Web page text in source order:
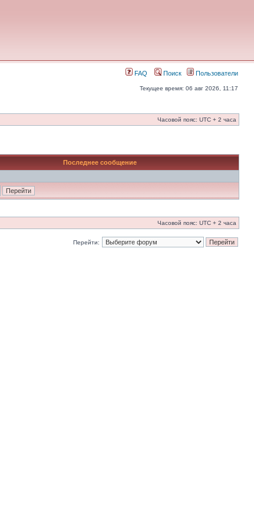
FAQ Поиск Пользователи
Текущее время: 06 авг 2026, 11:17
Часовой пояс: UTC + 2 часа
Последнее сообщение
Часовой пояс: UTC + 2 часа
Перейти: